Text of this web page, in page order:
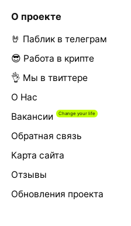
О проекте
🤘 Паблик в телеграм
😎 Работа в крипте
👌 Мы в твиттере
О Нас
Вакансии
Обратная связь
Карта сайта
Отзывы
Обновления проекта